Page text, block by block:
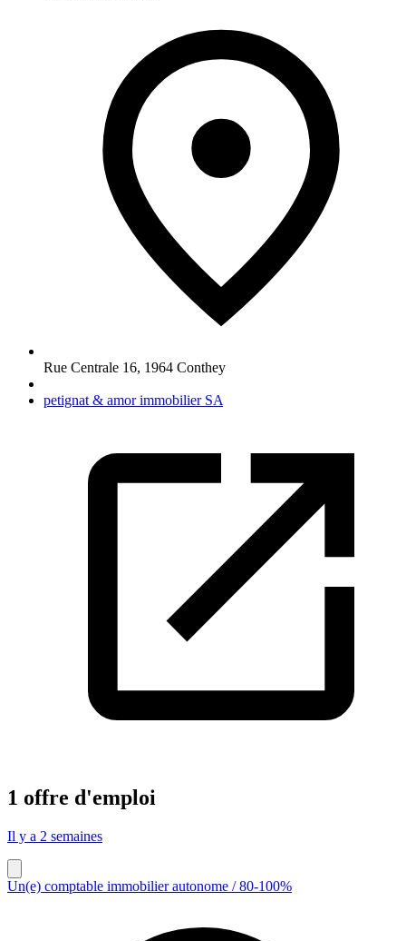
Rue Centrale 16, 1964 Conthey
petignat & amor immobilier SA
1 offre d'emploi
Il y a 2 semaines
Un(e) comptable immobilier autonome / 80-100%